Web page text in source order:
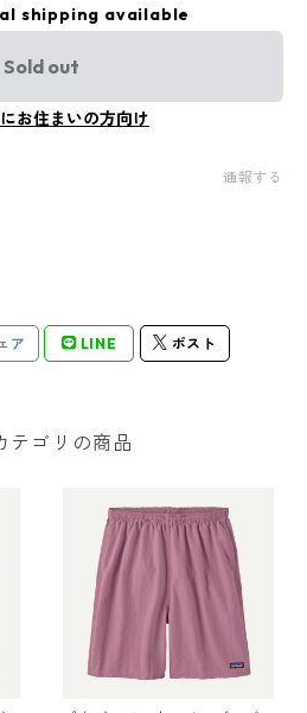
shipping available
Sold out
お住まいの方向け
通報する
ア LINE ポスト
テゴリの商品